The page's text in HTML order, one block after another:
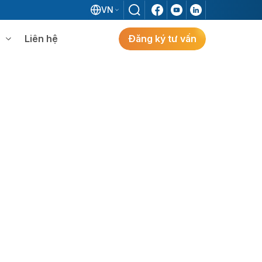
VN
Liên hệ Đăng ký tư vấn